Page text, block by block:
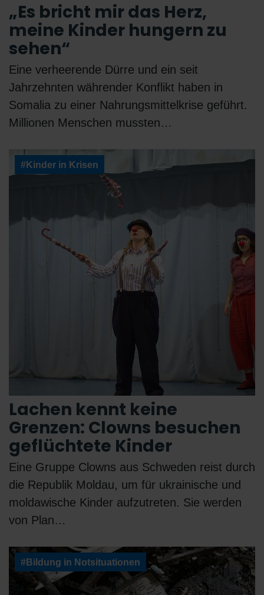
„Es bricht mir das Herz,
meine Kinder hungern zu
sehen“
Eine verheerende Dürre und ein seit
Jahrzehnten währender Konflikt haben in
Somalia zu einer Nahrungsmittelkrise geführt.
Millionen Menschen mussten…
#Kinder in Krisen
Lachen kennt keine
Grenzen: Clowns besuchen
geflüchtete Kinder
Eine Gruppe Clowns aus Schweden reist durch
die Republik Moldau, um für ukrainische und
moldawische Kinder aufzutreten. Sie werden
von Plan…
#Bildung in Notsituationen